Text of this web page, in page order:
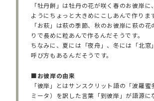
「牡丹餅」は牡丹の花が咲く春のお彼岸に
ようにちょっと大きめにこしあんで作りま
「お萩」は萩の季節、秋のお彼岸に萩の花
りで長めに粒あんで作るんだそうです。
ちなみに、夏には「夜舟」、冬には「北窓
呼び方もあるんだそうです。
■お彼岸の由来
「彼岸」とはサンスクリット語の「波羅蜜
ミータ）を訳した言葉「到彼岸」が語源に